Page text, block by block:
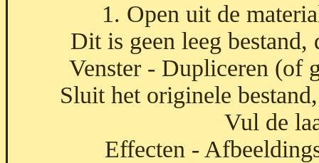
1. Open uit de
Dit is geen leeg bestand,
Venster - Dupliceren (of
Sluit het originele
Vul de
Effecten -